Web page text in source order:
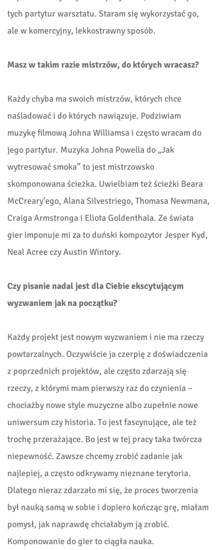
tych partytur warsztatu. Staram się wykorzystać go,
ale w komercyjny, lekkostrawny sposób.
Masz w takim razie mistrzów, do których wracasz?
Każdy chyba ma swoich mistrzów, których chce
naśladować i do których nawiązuje. Podziwiam
muzykę filmową Johna Williamsa i często wracam do
jego partytur. Muzyka Johna Powella do „Jak
wytresować smoka” to jest mistrzowsko
skomponowana ścieżka. Uwielbiam też ścieżki Beara
McCreary’ego, Alana Silvestriego, Thomasa Newmana,
Craiga Armstronga i Eliota Goldenthala. Ze świata
gier imponuje mi za to duński kompozytor Jesper Kyd,
Neal Acree czy Austin Wintory.
Czy pisanie nadal jest dla Ciebie ekscytującym
wyzwaniem jak na początku?
Każdy projekt jest nowym wyzwaniem i nie ma rzeczy
powtarzalnych. Oczywiście ja czerpię z doświadczenia
z poprzednich projektów, ale często zdarzają się
rzeczy, z którymi mam pierwszy raz do czynienia –
chociażby nowe style muzyczne albo zupełnie nowe
uniwersum czy historia. To jest fascynujące, ale też
trochę przerażające. Bo jest w tej pracy taka twórcza
niepewność. Zawsze chcemy zrobić zadanie jak
najlepiej, a często odkrywamy nieznane terytoria.
Dlatego nieraz zdarzało mi się, że proces tworzenia
był nauką samą w sobie i dopiero kończąc grę, miałam
pomysł, jak naprawdę chciałabym ją zrobić.
Komponowanie do gier to ciągła nauka.